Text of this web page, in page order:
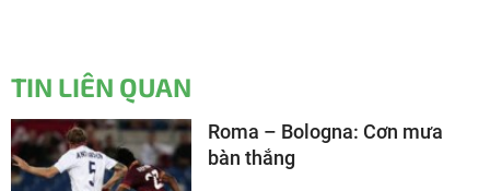
TIN LIÊN QUAN
Roma – Bologna: Cơn mưa
bàn thắng